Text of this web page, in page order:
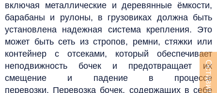
включая металлические и деревянные ёмкости,
барабаны и рулоны, в грузовиках должна быть
установлена надежная система крепления. Это
может быть сеть из стропов, ремни, стяжки или
контейнер с отсеками, который обеспечивает
неподвижность бочек и предотвращает их
смещение и падение в процессе
перевозки. Перевозка бочек, содержащих в себе